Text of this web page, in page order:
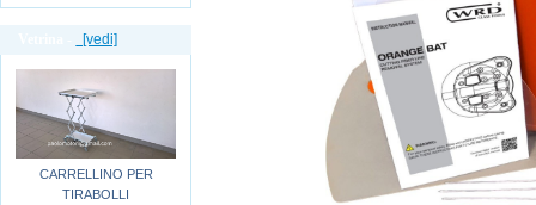
[vedi]
CARRELLINO PER
TIRABOLLI